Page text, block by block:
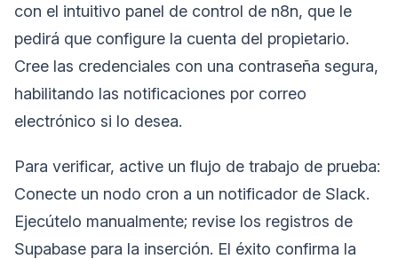
con el intuitivo panel de control de n8n, que le
pedirá que configure la cuenta del propietario.
Cree las credenciales con una contraseña segura,
habilitando las notificaciones por correo
electrónico si lo desea.
Para verificar, active un flujo de trabajo de prueba:
Conecte un nodo cron a un notificador de Slack.
Ejecútelo manualmente; revise los registros de
Supabase para la inserción. El éxito confirma la